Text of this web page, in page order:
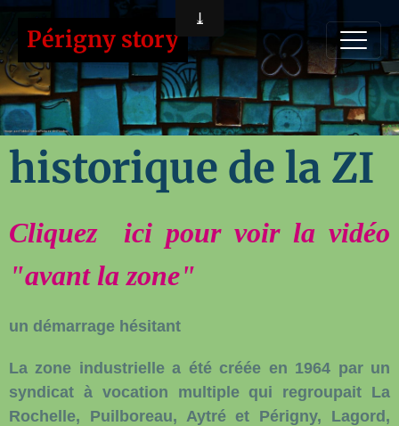
Périgny story
historique de la ZI
Cliquez ici pour voir la vidéo
"avant la zone"
un démarrage hésitant
La zone industrielle a été créée en 1964 par un
syndicat à vocation multiple qui regroupait La
Rochelle, Puilboreau, Aytré et Périgny, Lagord,